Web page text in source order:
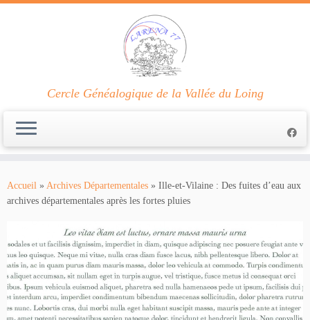
contenu
Cercle Généalogique de la Vallée du Loing
Accueil » Archives Départementales » Ille-et-Vilaine : Des fuites d’eau aux
archives départementales après les fortes pluies